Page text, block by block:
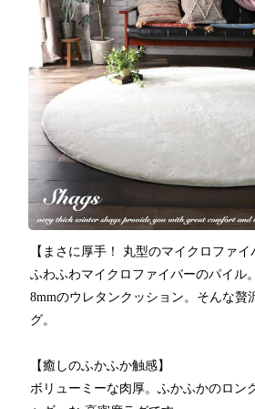
【まさに厚手！ 丸型のマイクロファイ
ふわふわマイクロファイバーのパイル
8mmのウレタンクッション。そんな贅
グ。
【癒しのふかふか触感】
ボリューミーな肉厚。ふかふかのロン